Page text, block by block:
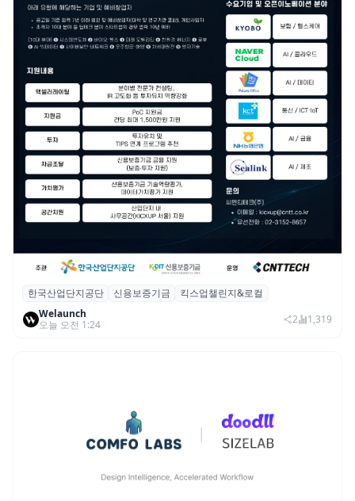
산단공·신보, 2026 ‘킥스업 챌린지&로컬’ 참
여 스타트업 모집
한국산업단지공단 신용보증기금
킥스업챌린지&로컬
Welaunch
오늘 오전 1:24
2 1,319